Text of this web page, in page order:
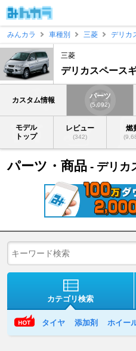
みんカラ
車種別 三菱 デリカ
三菱
デリカスペース
カスタム情報 パーツ
(5,092)
モデル
トップ
レビュー
(342)
燃
パーツ・商品 - デリカ
カテゴリ検索
タイヤ 添加剤 ホイー